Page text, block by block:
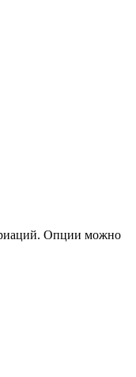
Опции можно